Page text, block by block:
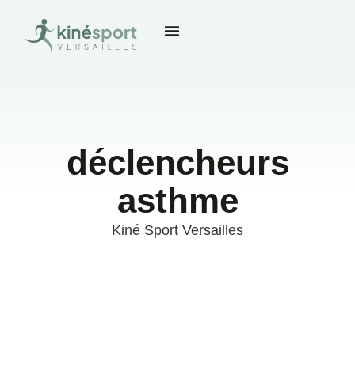
déclencheurs
asthme
Kiné Sport Versailles